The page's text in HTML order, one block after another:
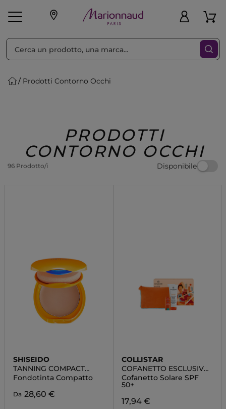
Make-up Profumi
Regalo
Prodotti Contorno Occhi
PRODOTTI
CONTORNO OCCHI
96 Prodotto/i Disponibile
Ordina per Filtra
SHISEIDO
TANNING COMPACT
SPF10
Fondotinta Compatto
Da 28,60 €
COLLISTAR
COFANETTO ESCLUSIVO
ROUTINE SOLARE
Cofanetto Solare SPF
50+
17,94 €